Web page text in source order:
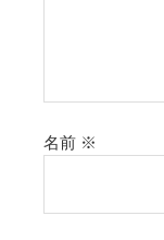
名前 ※